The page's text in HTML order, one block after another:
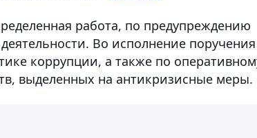
работа, по предупреждению
Во исполнение поручения
коррупции, а также по
выделенных на антикризисные меры.